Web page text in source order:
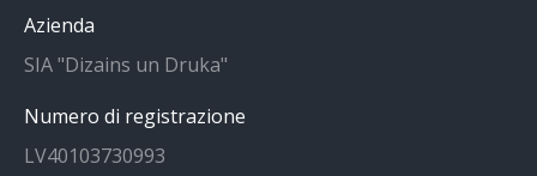
apre
in
nuova
finestra
apre
in
nuova
finestra
Azienda
SIA "Dizains un Druka"
Numero di registrazione
LV40103730993